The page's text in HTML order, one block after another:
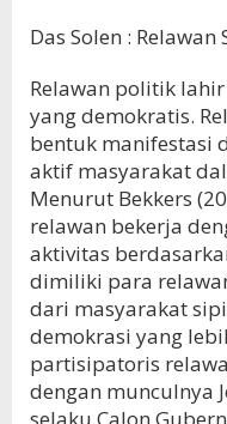
Das Solen :
Relawan politik
yang demokratis.
bentuk manifestasi
aktif masyarakat
Menurut Bekkers
relawan bekerja
aktivitas
dimiliki para
dari masyarakat
demokrasi yang
partisipatoris
dengan munculnya
selaku Calon